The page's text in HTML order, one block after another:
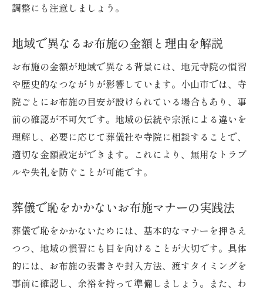
調整にも注意しましょう。
地域で異なるお布施の金額と理由を解説
お布施の金額が地域で異なる背景には、地元寺院の慣習
や歴史的なつながりが影響しています。小山市では、寺
院ごとにお布施の目安が設けられている場合もあり、事
前の確認が不可欠です。地域の伝統や宗派による違いを
理解し、必要に応じて葬儀社や寺院に相談することで、
適切な金額設定ができます。これにより、無用なトラブ
ルや失礼を防ぐことが可能です。
葬儀で恥をかかないお布施マナーの実践法
葬儀で恥をかかないためには、基本的なマナーを押さえ
つつ、地域の慣習にも目を向けることが大切です。具体
的には、お布施の表書きや封入方法、渡すタイミングを
事前に確認し、余裕を持って準備しましょう。また、わ